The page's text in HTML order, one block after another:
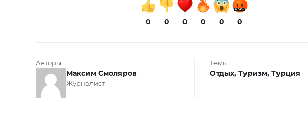
0 0 0 0 0 0
Авторы
Максим Смоляров
Журналист
Темы
Отдых, Туризм, Турция